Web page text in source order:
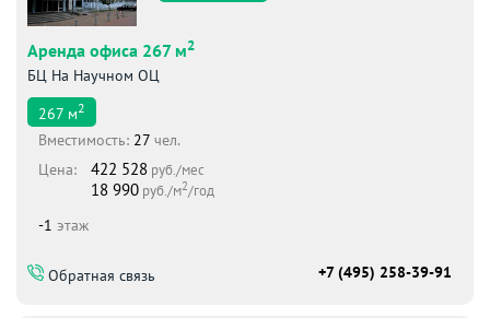
Аренда офиса 267 м2
БЦ На Научном ОЦ
267 м2
Вместимоcть: 27 чел.
Цена:
422 528 руб./мес
18 990 руб./м2/год
-1 этаж
Обратная связь +7 (495) 258-39-91